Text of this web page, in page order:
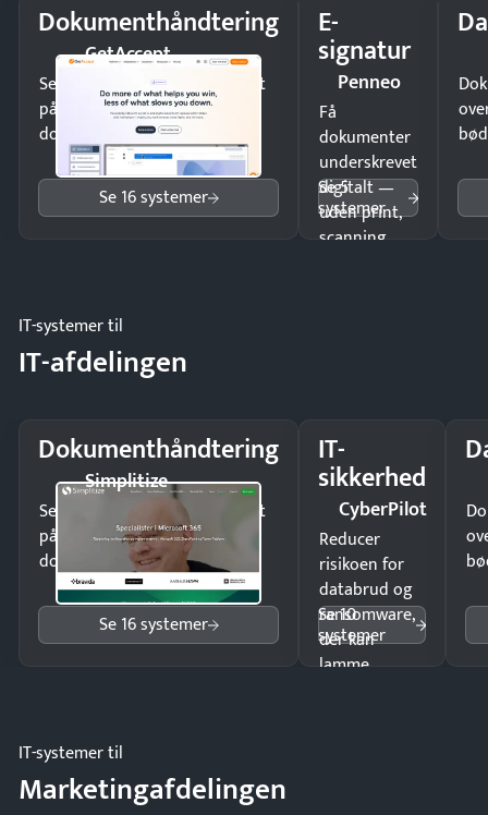
Dokumenthåndtering
GetAccept
Send kontrakter til underskrift
på minutter og mist ingen
dokumenter.
Se 16 systemer
E-
signatur
Penneo
Få
dokumenter
underskrevet
digitalt —
uden print,
scanning
Se 5
systemer
IT-systemer til
IT-afdelingen
Dokumenthåndtering
Simplitize
Send kontrakter til underskrift
på minutter og mist ingen
dokumenter.
Se 16 systemer
IT-
sikkerhed
CyberPilot
Reducer
risikoen for
databrud og
ransomware,
der kan
lamme
Se 10
systemer
IT-systemer til
Marketingafdelingen